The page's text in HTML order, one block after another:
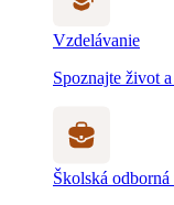
Vzdelávanie
Spoznajte život
Školská odborná